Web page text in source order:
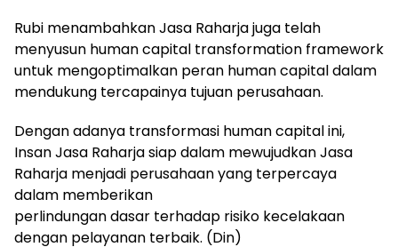
Rubi menambahkan Jasa Raharja juga telah
menyusun human capital transformation framework
untuk mengoptimalkan peran human capital dalam
mendukung tercapainya tujuan perusahaan.
Dengan adanya transformasi human capital ini,
Insan Jasa Raharja siap dalam mewujudkan Jasa
Raharja menjadi perusahaan yang terpercaya
dalam memberikan
perlindungan dasar terhadap risiko kecelakaan
dengan pelayanan terbaik. (Din)